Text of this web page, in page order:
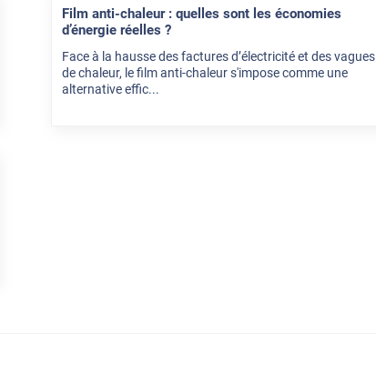
Film anti-chaleur : quelles sont les économies
d’énergie réelles ?
Face à la hausse des factures d’électricité et des vagues
de chaleur, le film anti-chaleur s'impose comme une
alternative effic...